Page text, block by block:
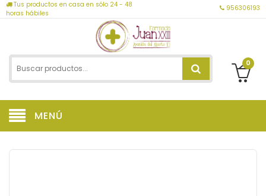
Tus productos en casa en sólo 24 - 48
horas hábiles
956306193
0
MENÚ